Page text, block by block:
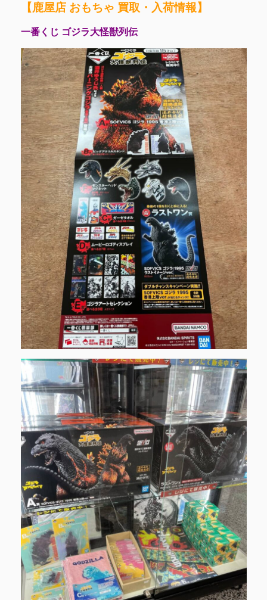
【鹿屋店 おもちゃ 買取・入荷情報】
一番くじ ゴジラ大怪獣列伝